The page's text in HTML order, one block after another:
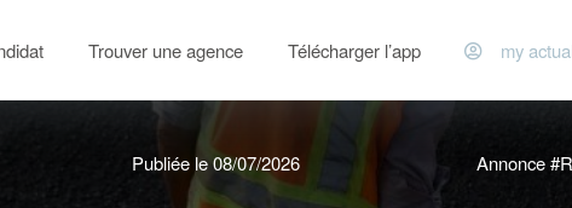
Trouver une agence Télécharger l’app my actual
Publiée le 08/07/2026 Annonce